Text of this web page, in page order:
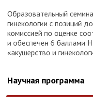
Образовательный
гинекологии с позиций
комиссией по оценке
и обеспечен 6 баллами
«акушерство и
Научная программа